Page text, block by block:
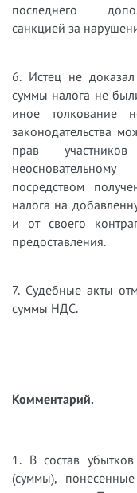
последнего
санкцией за
6. Истец не
суммы налога не
иное толкование
законодательства
прав
посредством
налога на
и от своего
предоставления.
7. Судебные акты
суммы НДС.
Комментарий.
1. В состав
(суммы),